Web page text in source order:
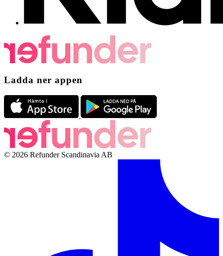
Ladda ner appen
© 2026 Refunder Scandinavia AB